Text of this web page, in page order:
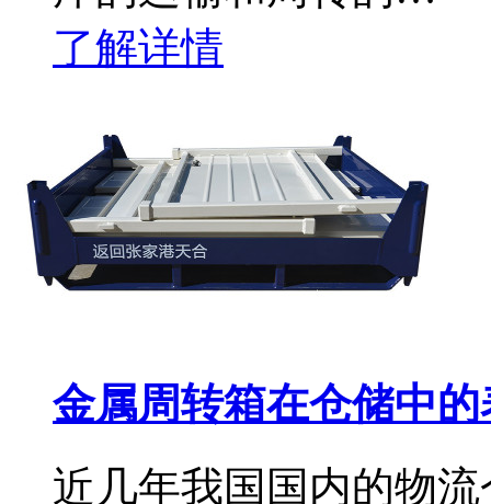
了解详情
金属周转箱在仓储中
近几年我国国内的物